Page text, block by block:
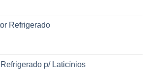
Refrigerado
p/ Laticínios